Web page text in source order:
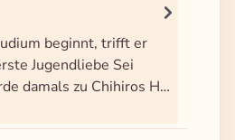
beginnt, trifft er
Jugendliebe Sei
damals zu Chihiros H…